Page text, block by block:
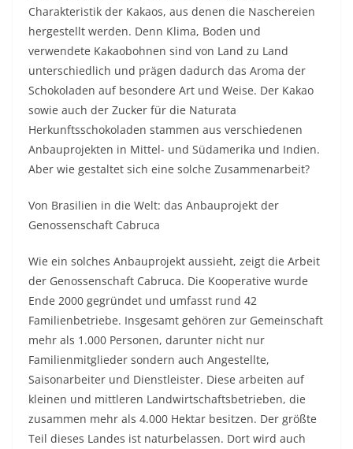
Charakteristik der Kakaos, aus denen die Naschereien
hergestellt werden. Denn Klima, Boden und
verwendete Kakaobohnen sind von Land zu Land
unterschiedlich und prägen dadurch das Aroma der
Schokoladen auf besondere Art und Weise. Der Kakao
sowie auch der Zucker für die Naturata
Herkunftsschokoladen stammen aus verschiedenen
Anbauprojekten in Mittel- und Südamerika und Indien.
Aber wie gestaltet sich eine solche Zusammenarbeit?
Von Brasilien in die Welt: das Anbauprojekt der
Genossenschaft Cabruca
Wie ein solches Anbauprojekt aussieht, zeigt die Arbeit
der Genossenschaft Cabruca. Die Kooperative wurde
Ende 2000 gegründet und umfasst rund 42
Familienbetriebe. Insgesamt gehören zur Gemeinschaft
mehr als 1.000 Personen, darunter nicht nur
Familienmitglieder sondern auch Angestellte,
Saisonarbeiter und Dienstleister. Diese arbeiten auf
kleinen und mittleren Landwirtschaftsbetrieben, die
zusammen mehr als 4.000 Hektar besitzen. Der größte
Teil dieses Landes ist naturbelassen. Dort wird auch